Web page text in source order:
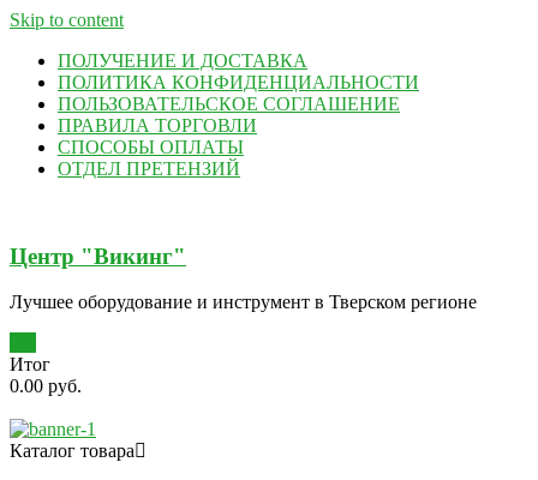
Skip to content
ПОЛУЧЕНИЕ И ДОСТАВКА
ПОЛИТИКА КОНФИДЕНЦИАЛЬНОСТИ
ПОЛЬЗОВАТЕЛЬСКОЕ СОГЛАШЕНИЕ
ПРАВИЛА ТОРГОВЛИ
СПОСОБЫ ОПЛАТЫ
ОТДЕЛ ПРЕТЕНЗИЙ
Центр "Викинг"
Лучшее оборудование и инструмент в Тверском регионе
Итог
0.00 руб.
Каталог товара